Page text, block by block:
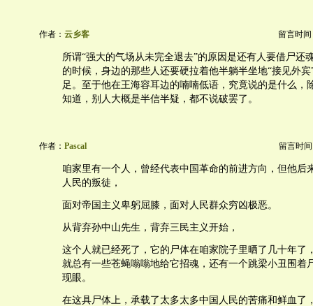
作者： 云乡客 留言时间
所谓“强大的气场从未完全退去”的原因是还有人要借尸还
的时候，身边的那些人还要硬拉着他半躺半坐地“接见外
足。至于他在王海容耳边的喃喃低语，究竟说的是什么，
知道，别人大概是半信半疑，都不说破罢了。
作者： Pascal 留言时间
咱家里有一个人，曾经代表中国革命的前进方向，但他后
人民的叛徒，
面对帝国主义卑躬屈膝，面对人民群众穷凶极恶。
从背弃孙中山先生，背弃三民主义开始，
这个人就已经死了，它的尸体在咱家院子里晒了几十年了
就总有一些苍蝇嗡嗡地给它招魂，还有一个跳梁小丑围着
现眼。
在这具尸体上，承载了太多太多中国人民的苦痛和鲜血了